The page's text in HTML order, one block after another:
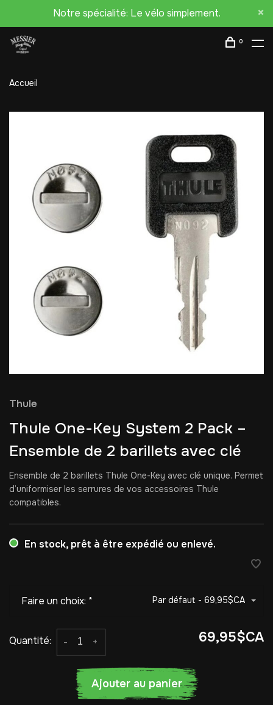
Notre spécialité: Le vélo simplement.
0
Accueil
Thule
Thule One-Key System 2 Pack –
Ensemble de 2 barillets avec clé
Ensemble de 2 barillets Thule One-Key avec clé unique. Permet
d’uniformiser les serrures de vos accessoires Thule
compatibles.
En stock, prêt à être expédié ou enlevé.
Faire un choix: * Par défaut - 69,95$CA
Quantité: +
- 69,95$CA
Ajouter au panier